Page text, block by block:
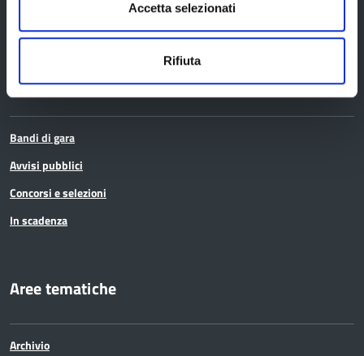
Accetta selezionati
Rifiuta
Bandi e avvisi
Bandi di gara
Avvisi pubblici
Concorsi e selezioni
In scadenza
Aree tematiche
Archivio